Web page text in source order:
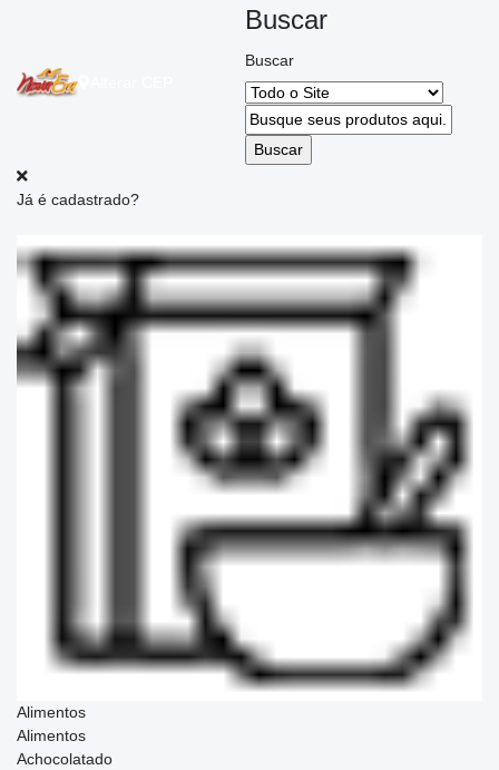
Buscar
Buscar
Já é cadastrado?
Alimentos
Alimentos
Achocolatado